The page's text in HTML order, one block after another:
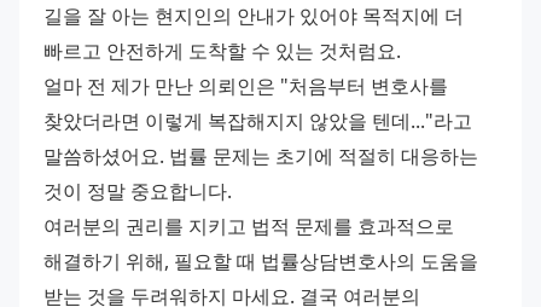
길을 잘 아는 현지인의 안내가 있어야 목적지에 더
빠르고 안전하게 도착할 수 있는 것처럼요.
얼마 전 제가 만난 의뢰인은 "처음부터 변호사를
찾았더라면 이렇게 복잡해지지 않았을 텐데..."라고
말씀하셨어요. 법률 문제는 초기에 적절히 대응하는
것이 정말 중요합니다.
여러분의 권리를 지키고 법적 문제를 효과적으로
해결하기 위해, 필요할 때 법률상담변호사의 도움을
받는 것을 두려워하지 마세요. 결국 여러분의